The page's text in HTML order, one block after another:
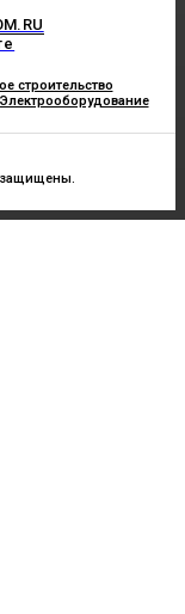
строительство
Электрооборудование
защищены.